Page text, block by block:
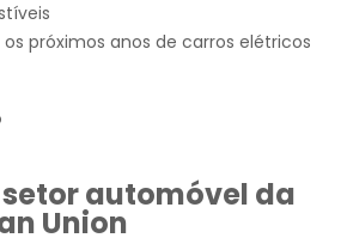
próximos anos de carros elétricos
automóvel da
Union